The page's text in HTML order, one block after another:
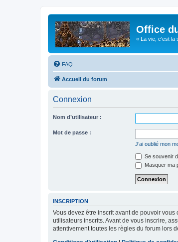
Office
« La vie, c'est la
FAQ
Accueil du forum
Connexion
Nom d’utilisateur :
Mot de passe :
J’ai oublié mon
Se souvenir
Masquer ma
INSCRIPTION
Vous devez être inscrit avant de pouvoir
utilisateurs inscrits. Avant de vous inscrire,
attentivement toutes les règles du forum lors